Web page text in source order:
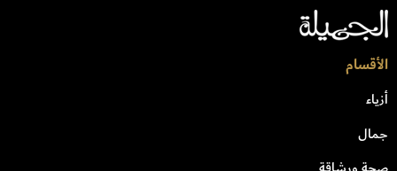
الأقسام
أزياء
جمال